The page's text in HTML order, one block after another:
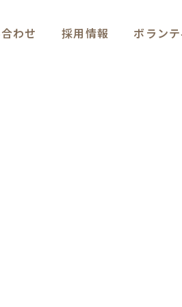
わせ 採用情報 ボラン